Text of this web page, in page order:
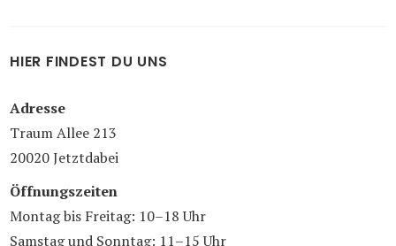
HIER FINDEST DU UNS
Adresse
Traum Allee 213
20020 Jetztdabei
Öffnungszeiten
Montag bis Freitag: 10–18 Uhr
Samstag und Sonntag: 11–15 Uhr